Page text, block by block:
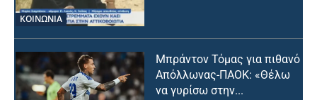
ΚΟΙΝΩΝΙΑ
Μπράντον Τόμας για πιθανό
Απόλλωνας-ΠΑΟΚ: «Θέλω
να γυρίσω στην...